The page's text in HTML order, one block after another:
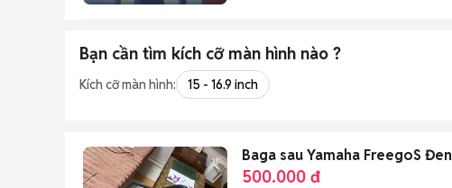
Bạn cần tìm kích cỡ màn hình nào ?
Kích cỡ màn hình: 15 - 16.9 inch
Baga sau Yamaha FreegoS Đen
500.000 đ